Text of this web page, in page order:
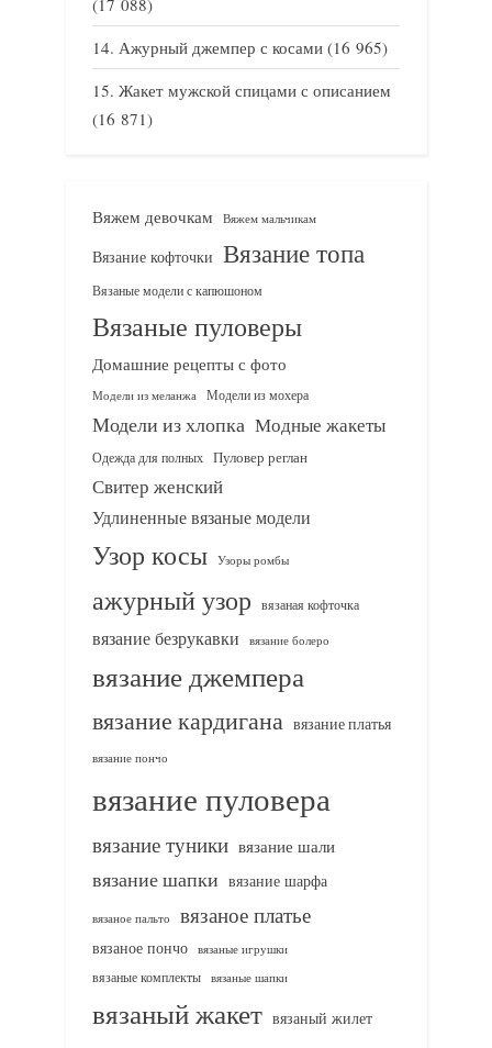
(17 088)
Ажурный джемпер с косами (16 965)
Жакет мужской спицами с описанием
(16 871)
Вяжем девочкам Вяжем мальчикам
Вязание кофточки Вязание топа
Вязаные модели с капюшоном
Вязаные пуловеры
Домашние рецепты с фото
Модели из меланжа Модели из мохера
Модели из хлопка Модные жакеты
Одежда для полных Пуловер реглан
Свитер женский
Удлиненные вязаные модели
Узор косы Узоры ромбы
ажурный узор вязаная кофточка
вязание безрукавки вязание болеро
вязание джемпера
вязание кардигана вязание платья
вязание пончо
вязание пуловера
вязание туники вязание шали
вязание шапки вязание шарфа
вязаное пальто вязаное платье
вязаное пончо вязаные игрушки
вязаные комплекты
вязаные шапки
вязаный жакет вязаный жилет